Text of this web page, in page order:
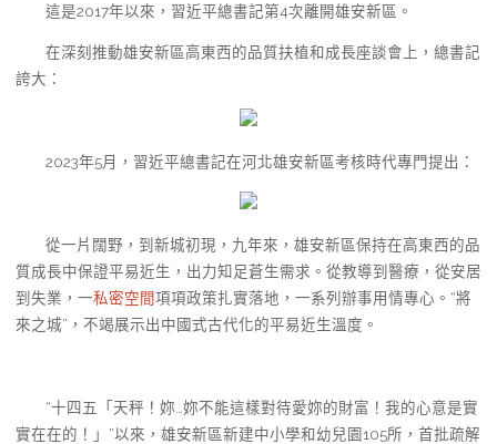
這是2017年以來，習近平總書記第4次離開雄安新區。
在深刻推動雄安新區高東西的品質扶植和成長座談會上，總書記
誇大：
2023年5月，習近平總書記在河北雄安新區考核時代專門提出：
從一片闊野，到新城初現，九年來，雄安新區保持在高東西的品
質成長中保證平易近生，出力知足蒼生需求。從教導到醫療，從安居
到失業，一私密空間項項政策扎實落地，一系列辦事用情專心。“將
來之城”，不竭展示出中國式古代化的平易近生溫度。
“十四五「天秤！妳…妳不能這樣對待愛妳的財富！我的心意是實
實在在的！」”以來，雄安新區新建中小學和幼兒園105所，首批疏解